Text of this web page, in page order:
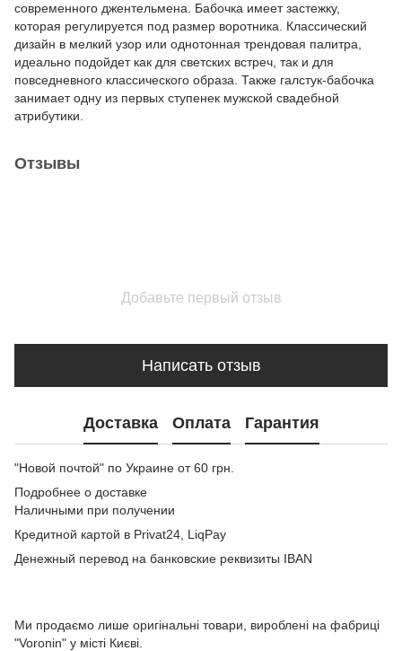
современного джентельмена. Бабочка имеет застежку,
которая регулируется под размер воротника. Классический
дизайн в мелкий узор или однотонная трендовая палитра,
идеально подойдет как для светских встреч, так и для
повседневного классического образа. Также галстук-бабочка
занимает одну из первых ступенек мужской свадебной
атрибутики.
Отзывы
Добавьте первый отзыв
Написать отзыв
Доставка Оплата Гарантия
"Новой почтой" по Украине от 60 грн.
Подробнее о доставке
Наличными при получении
Кредитной картой в Privat24, LiqPay
Денежный перевод на банковские реквизиты IBAN
Ми продаємо лише оригінальні товари, вироблені на фабриці
"Voronin" у місті Києві.